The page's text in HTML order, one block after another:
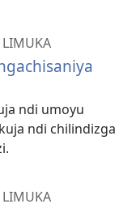
ndi umoyu
ndi chilindizga